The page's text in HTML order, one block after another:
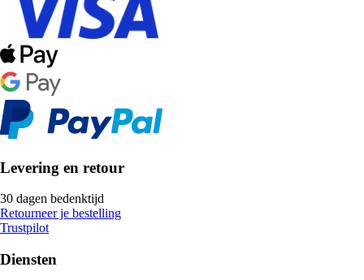
Levering en retour
30 dagen bedenktijd
Retourneer je bestelling
Trustpilot
Diensten